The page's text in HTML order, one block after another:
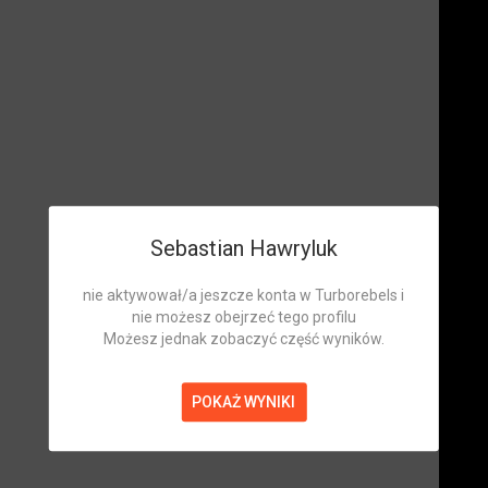
Sebastian Hawryluk
nie aktywował/a jeszcze konta w Turborebels i
nie możesz obejrzeć tego profilu
Możesz jednak zobaczyć część wyników.
POKAŻ WYNIKI
Sebastian Hawryluk